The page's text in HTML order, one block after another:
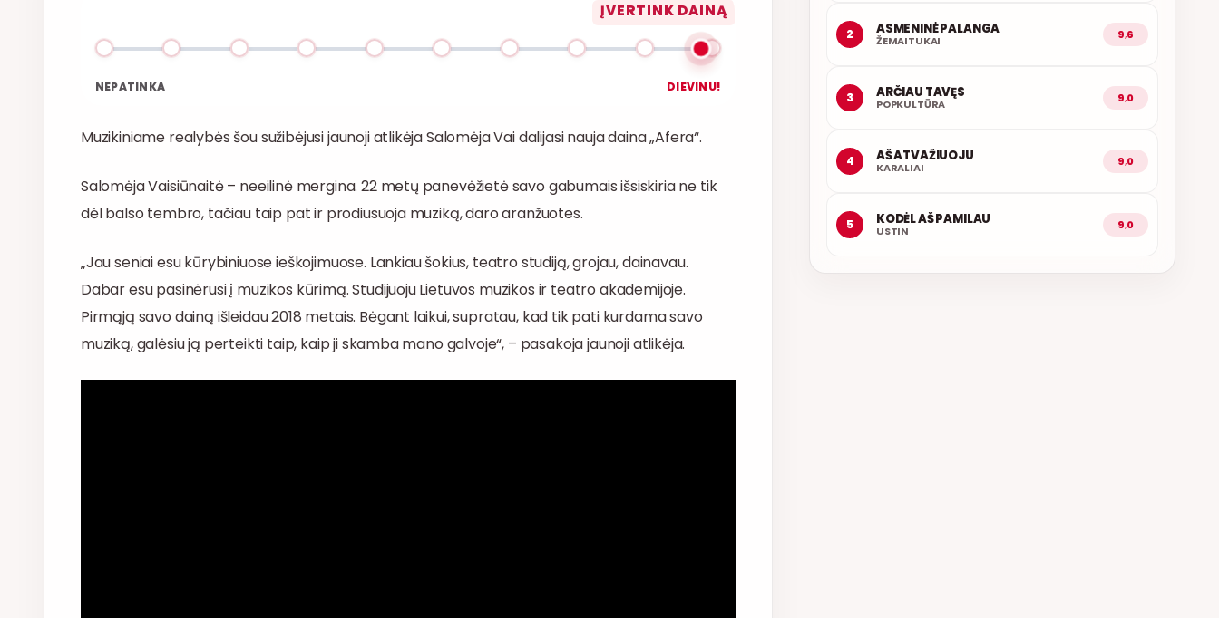
ĮVERTINK DAINĄ
NEPATINKA DIEVINU!
Muzikiniame realybės šou sužibėjusi jaunoji atlikėja Salomėja Vai dalijasi nauja daina „Afera“.
Salomėja Vaisiūnaitė – neeilinė mergina. 22 metų panevėžietė savo gabumais išsiskiria ne tik
dėl balso tembro, tačiau taip pat ir prodiusuoja muziką, daro aranžuotes.
„Jau seniai esu kūrybiniuose ieškojimuose. Lankiau šokius, teatro studiją, grojau, dainavau.
Dabar esu pasinėrusi į muzikos kūrimą. Studijuoju Lietuvos muzikos ir teatro akademijoje.
Pirmąją savo dainą išleidau 2018 metais. Bėgant laikui, supratau, kad tik pati kurdama savo
muziką, galėsiu ją perteikti taip, kaip ji skamba mano galvoje“, – pasakoja jaunoji atlikėja.
2 ASMENINĖ PALANGA
ŽEMAITUKAI 9,6
3 ARČIAU TAVĘS
POPKULTŪRA 9,0
4 AŠ ATVAŽIUOJU
KARALIAI 9,0
5 KODĖL AŠ PAMILAU
USTIN 9,0